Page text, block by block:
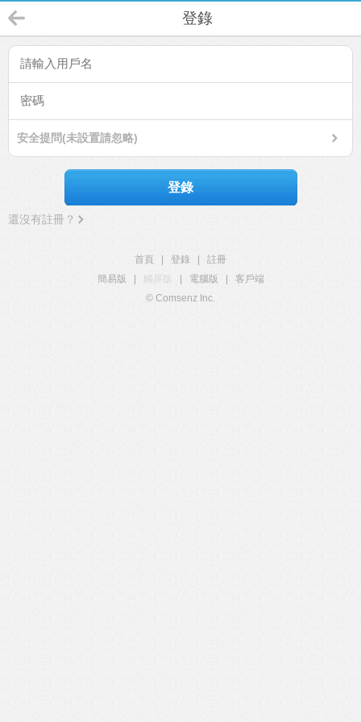
登錄
安全提問(未設置請忽略)
登錄
還沒有註冊？
首頁 登錄
註冊
簡易版
觸屏版 電腦版
客戶端
© Comsenz Inc.